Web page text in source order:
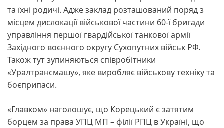
та їхні родичі. Адже заклад розташований поряд з
місцем дислокації військової частини 60-ї бригади
управління першої гвардійської танкової армії
Західного воєнного округу Сухопутних військ РФ.
Також тут зупиняються співробітники
«Уралтрансмашу», яке виробляє військову техніку та
боєприпаси.
«Главком» наголошує, що Корецький є затятим
борцем за права УПЦ МП – філії РПЦ в Україні, що